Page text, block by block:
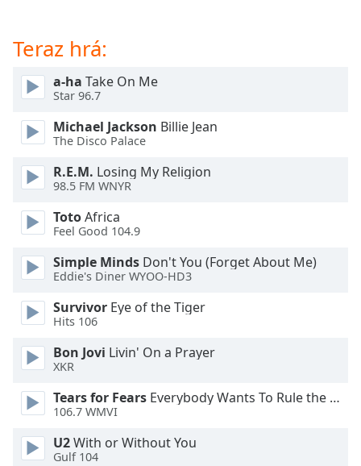
Fullscreen
modal
window.
Beginning
dialog
window.
cancel
and
close
window.
Text
Color
Opacity
Teraz hrá:
a-ha Take On Me
Star 96.7
Michael Jackson Billie Jean
The Disco Palace
R.E.M. Losing My Religion
98.5 FM WNYR
TotoAfrica
Feel Good 104.9
Simple Minds Don't You (Forget About Me)
Eddie's Diner WYOO-HD3
Survivor Eye of the Tiger
Hits 106
Bon Jovi Livin' On a Prayer
XKR
Tears for Fears Everybody Wants To Rule the World
106.7 WMVI
U2With or Without You
Gulf 104